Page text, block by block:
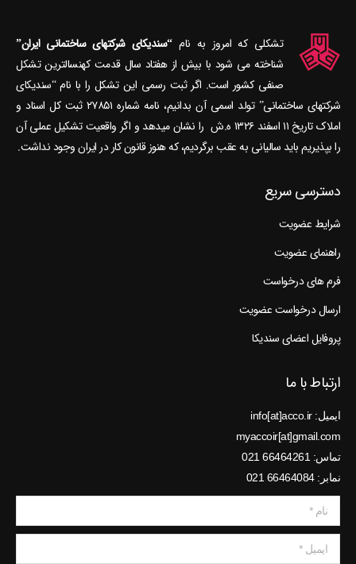
تشکلی که امروز به نام“سندیکای شرکتهای ساختمانی ایران”
شناخته می‎ شود با بیش از هفتاد سال قدمت کهنسال‎ترین تشکل
صنفی کشور است. اگر ثبت رسمی این تشکل را با نام “سندیکای
شرکتهای ساختمانی” تولد اسمی آن بدانیم، نامه شماره ۲۷۸۵۱ ثبت کل اسناد و
املاک تاریخ ۱۱ اسفند ۱۳۲۶ ه.ش را نشان می‎دهد و اگر واقعیت تشکیل عملی آن
را بپذیریم باید سالیانی به عقب برگردیم، که هنوز قانون کار در ایران وجود نداشت.
دسترسی سریع
شرایط عضویت
راهنمای عضویت
فرم های درخواست
ارسال درخواست عضویت
پروفایل اعضای سندیکا
ارتباط با ما
ایمیل: info[at]acco.ir
myaccoir[at]gmail.com
تماس: 66464261 021
نمابر: 66464084 021
نام *
ایمیل *